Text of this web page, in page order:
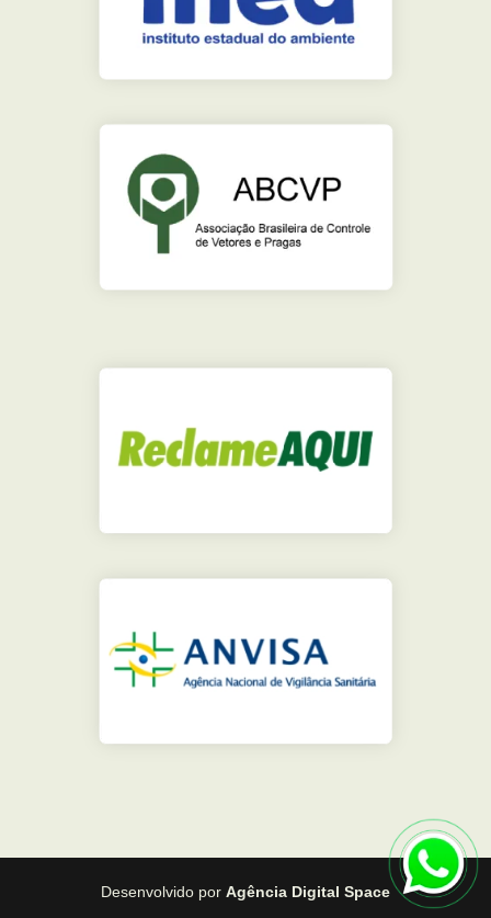
Desenvolvido por Agência Digital Space